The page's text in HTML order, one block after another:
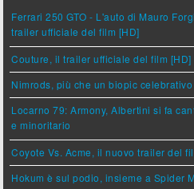
Ferrari 250 GTO - L'auto di Mauro
trailer ufficiale del film [HD]
Couture, il trailer ufficiale del film [HD]
Nimrods, più che un biopic
Locarno 79: Armony, Albertini si fa
e minoritario
Coyote Vs. Acme, il nuovo trailer del
Hokum è sul podio, insieme a Spider